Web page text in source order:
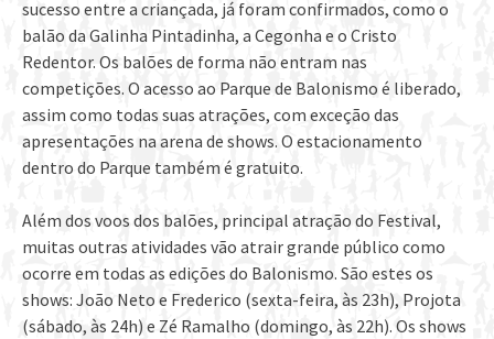
sucesso entre a criançada, já foram confirmados, como o
balão da Galinha Pintadinha, a Cegonha e o Cristo
Redentor. Os balões de forma não entram nas
competições. O acesso ao Parque de Balonismo é liberado,
assim como todas suas atrações, com exceção das
apresentações na arena de shows. O estacionamento
dentro do Parque também é gratuito.
Além dos voos dos balões, principal atração do Festival,
muitas outras atividades vão atrair grande público como
ocorre em todas as edições do Balonismo. São estes os
shows: João Neto e Frederico (sexta-feira, às 23h), Projota
(sábado, às 24h) e Zé Ramalho (domingo, às 22h). Os shows